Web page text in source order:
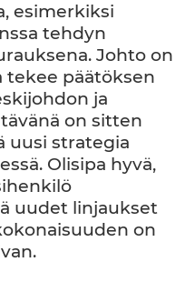
esimerkiksi
tehdyn
Johto on
tekee päätöksen
ja
on sitten
uusi strategia
Olisipa hyvä,
uudet linjaukset
on